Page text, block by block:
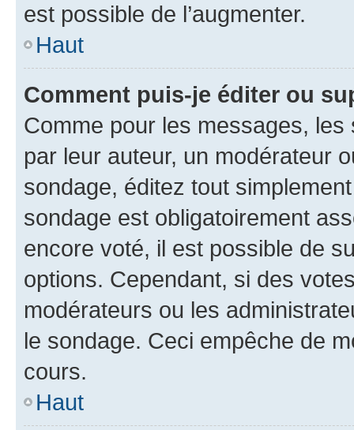
est possible de l’augmenter.
Haut
Comment puis-je éditer ou
Comme pour les messages,
par leur auteur, un modérateur
sondage, éditez tout
sondage est obligatoirement
encore voté, il est possible de
options. Cependant, si des
modérateurs ou les
le sondage. Ceci empêche de
cours.
Haut